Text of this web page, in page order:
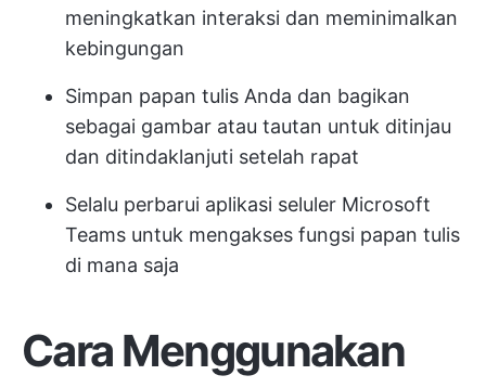
meningkatkan interaksi dan meminimalkan
kebingungan
Simpan papan tulis Anda dan bagikan
sebagai gambar atau tautan untuk ditinjau
dan ditindaklanjuti setelah rapat
Selalu perbarui aplikasi seluler Microsoft
Teams untuk mengakses fungsi papan tulis
di mana saja
Cara Menggunakan